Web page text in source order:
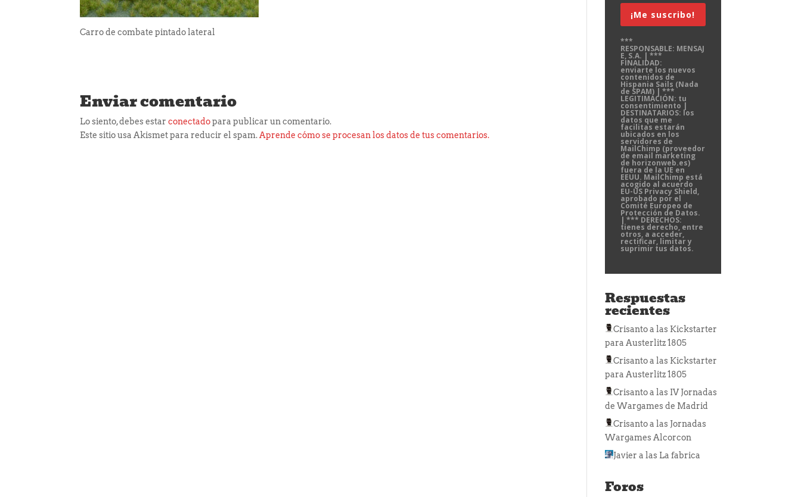
Carro de combate pintado lateral
Enviar comentario
Lo siento, debes estarconectadopara publicar un comentario.
Este sitio usa Akismet para reducir el spam.Aprende cómo se procesan los datos de tus comentarios.
¡Me suscribo!
***
RESPONSABLE: MENSAJ
E, S.A. | ***
FINALIDAD:
enviarte los nuevos
contenidos de
Hispania Sails (Nada
de SPAM) | ***
LEGITIMACIÓN: tu
consentimiento |
DESTINATARIOS: los
datos que me
facilitas estarán
ubicados en los
servidores de
MailChimp (proveedor
de email marketing
de horizonweb.es)
fuera de la UE en
EEUU. MailChimp está
acogido al acuerdo
EU-US Privacy Shield,
aprobado por el
Comité Europeo de
Protección de Datos.
| *** DERECHOS:
tienes derecho, entre
otros, a acceder,
rectificar, limitar y
suprimir tus datos.
Respuestas
recientes
Crisantoa las Kickstarter
para Austerlitz 1805
Crisantoa las Kickstarter
para Austerlitz 1805
Crisantoa las IV Jornadas
de Wargames de Madrid
Crisantoa las Jornadas
Wargames Alcorcon
Javier a las La fabrica
Foros